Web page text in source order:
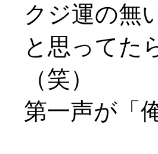
クジ運の無
と思ってた
（笑）
第一声が「